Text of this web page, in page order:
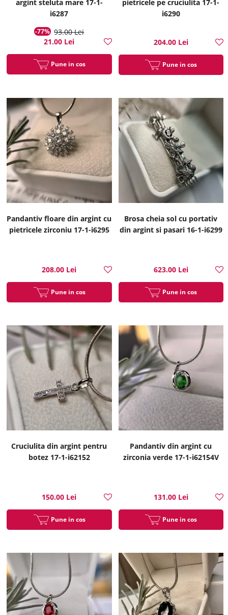
argint steluta mare 17-1-
i6287
-77% 93.00 Lei
21.00 Lei
Pune in cos
pietricele pe cruciulita 17-1-
i6290
204.00 Lei
Pune in cos
Pandantiv floare din argint cu
pietricele zirconiu 17-1-i6295
208.00 Lei
Pune in cos
Brosa cheia sol cu portativ
din argint si pasari 16-1-i6299
623.00 Lei
Pune in cos
Cruciulita din argint pentru
botez 17-1-i62152
150.00 Lei
Pune in cos
Pandantiv din argint cu
zirconia verde 17-1-i62154V
131.00 Lei
Pune in cos